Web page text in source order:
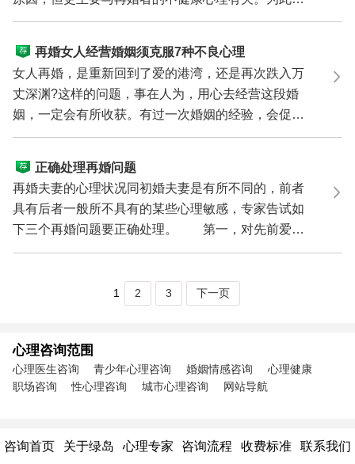
婚姻咨询...
再婚女人经营婚姻须克服7种不良心理
女人再婚，是重新回到了爱的港湾，还是再次跌入万
丈深渊?这样的问题，事在人为，用心去经营这段婚
姻，一定会有所收获。有过一次婚姻的经验，会促使
女人更加的...
正确处理再婚问题
再婚夫妻的心理状况同初婚夫妻是有所不同的，前者
具有后者一般所不具有的某些心理敏感，专家告试如
下三个再婚问题要正确处理。 第一，对先前爱人
的感情问...
1 2 3 下一页
心理咨询范围
心理医生咨询 青少年心理咨询 婚姻情感咨询
心理健康
职场咨询
性心理咨询 城市心理咨询 网站导航
咨询首页 关于绿岛 心理专家 咨询流程 收费标准 联系我们